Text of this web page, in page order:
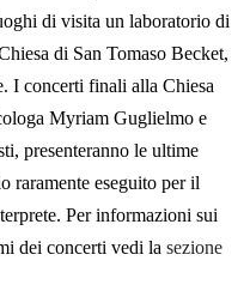
di visita un laboratorio di
di San Tomaso Becket,
I concerti finali alla Chiesa
Myriam Guglielmo e
presenteranno le ultime
raramente eseguito per il
Per informazioni sui
dei concerti vedi la sezione